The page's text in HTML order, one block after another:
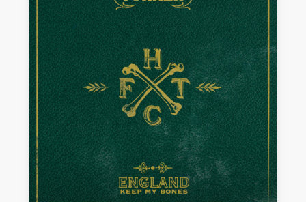
PREMIEREK
KULT
MÁSVILÁG
BLOG